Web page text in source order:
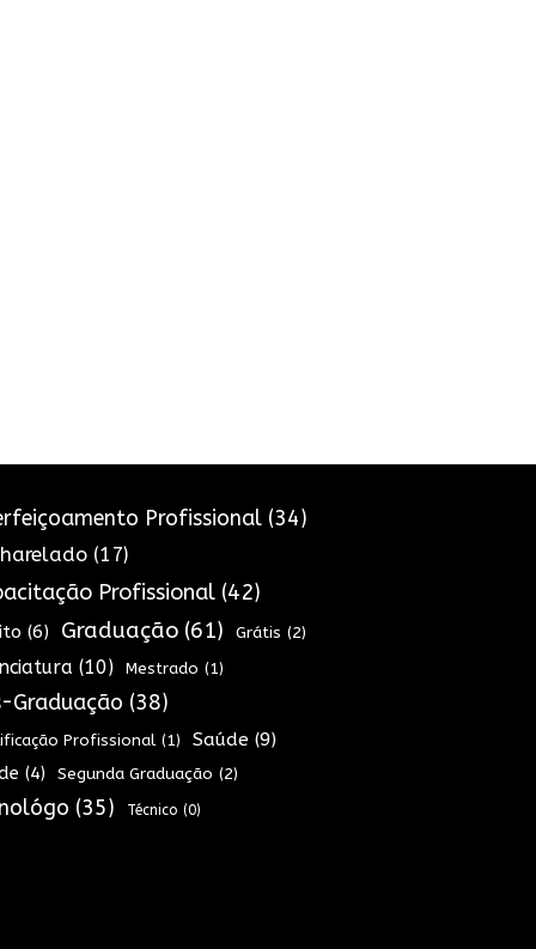
Profissional (34)
(17)
Profissional (42)
(6) Graduação (61) Grátis (2)
(10) Mestrado (1)
Graduação (38)
Profissional (1) Saúde (9)
(4) Segunda Graduação (2)
(35) Técnico (0)